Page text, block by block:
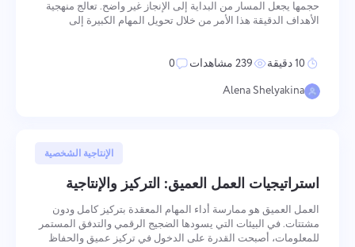
حجمها يجعل المسار من البداية إلى الإنجاز غير واضح. تعالج منهجية
الأهداف الدقيقة هذا الأمر من خلال تحويل المهام الكبيرة إلى
10 دقيقة 239 مشاهدات
0
Alena Shelyakina
الإنتاجية الشخصية
12 يونيو, 2025
استراتيجيات العمل العميق: التركيز والإنتاجية
العمل العميق هو ممارسة أداء المهام المعقدة بتركيز كامل ودون
مشتتات. في البيئات التي يسودها الضجيج الرقمي والتدفق المستمر
للمعلومات، أصبحت القدرة على الدخول في تركيز عميق والحفاظ
الإبلاغ عن خطأ في الترجمة
قدم وصفًا للمشكلة جنبا إلى جنب مع الخيار الصحيح
معلومات محددة ، ولا تتردد في إرفاق أي ملفات ذات
صلة. تساعدنا مشاركتك النشطة على تحسين تجربة
المستخدم ، وضمان خدمة أفضل للجميع.
الميزة